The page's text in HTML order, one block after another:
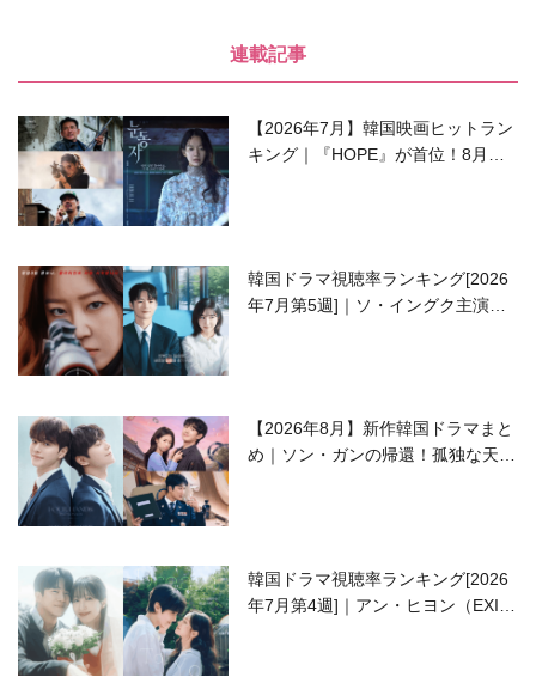
連載記事
【2026年7月】韓国映画ヒットラン
キング｜『HOPE』が首位！8月公
韓国ドラマ視聴率ランキング[2026
年7月第5週]｜ソ・イングク主演の
【2026年8月】新作韓国ドラマまと
め｜ソン・ガンの帰還！孤独な天才
韓国ドラマ視聴率ランキング[2026
年7月第4週]｜アン・ヒヨン（EXID